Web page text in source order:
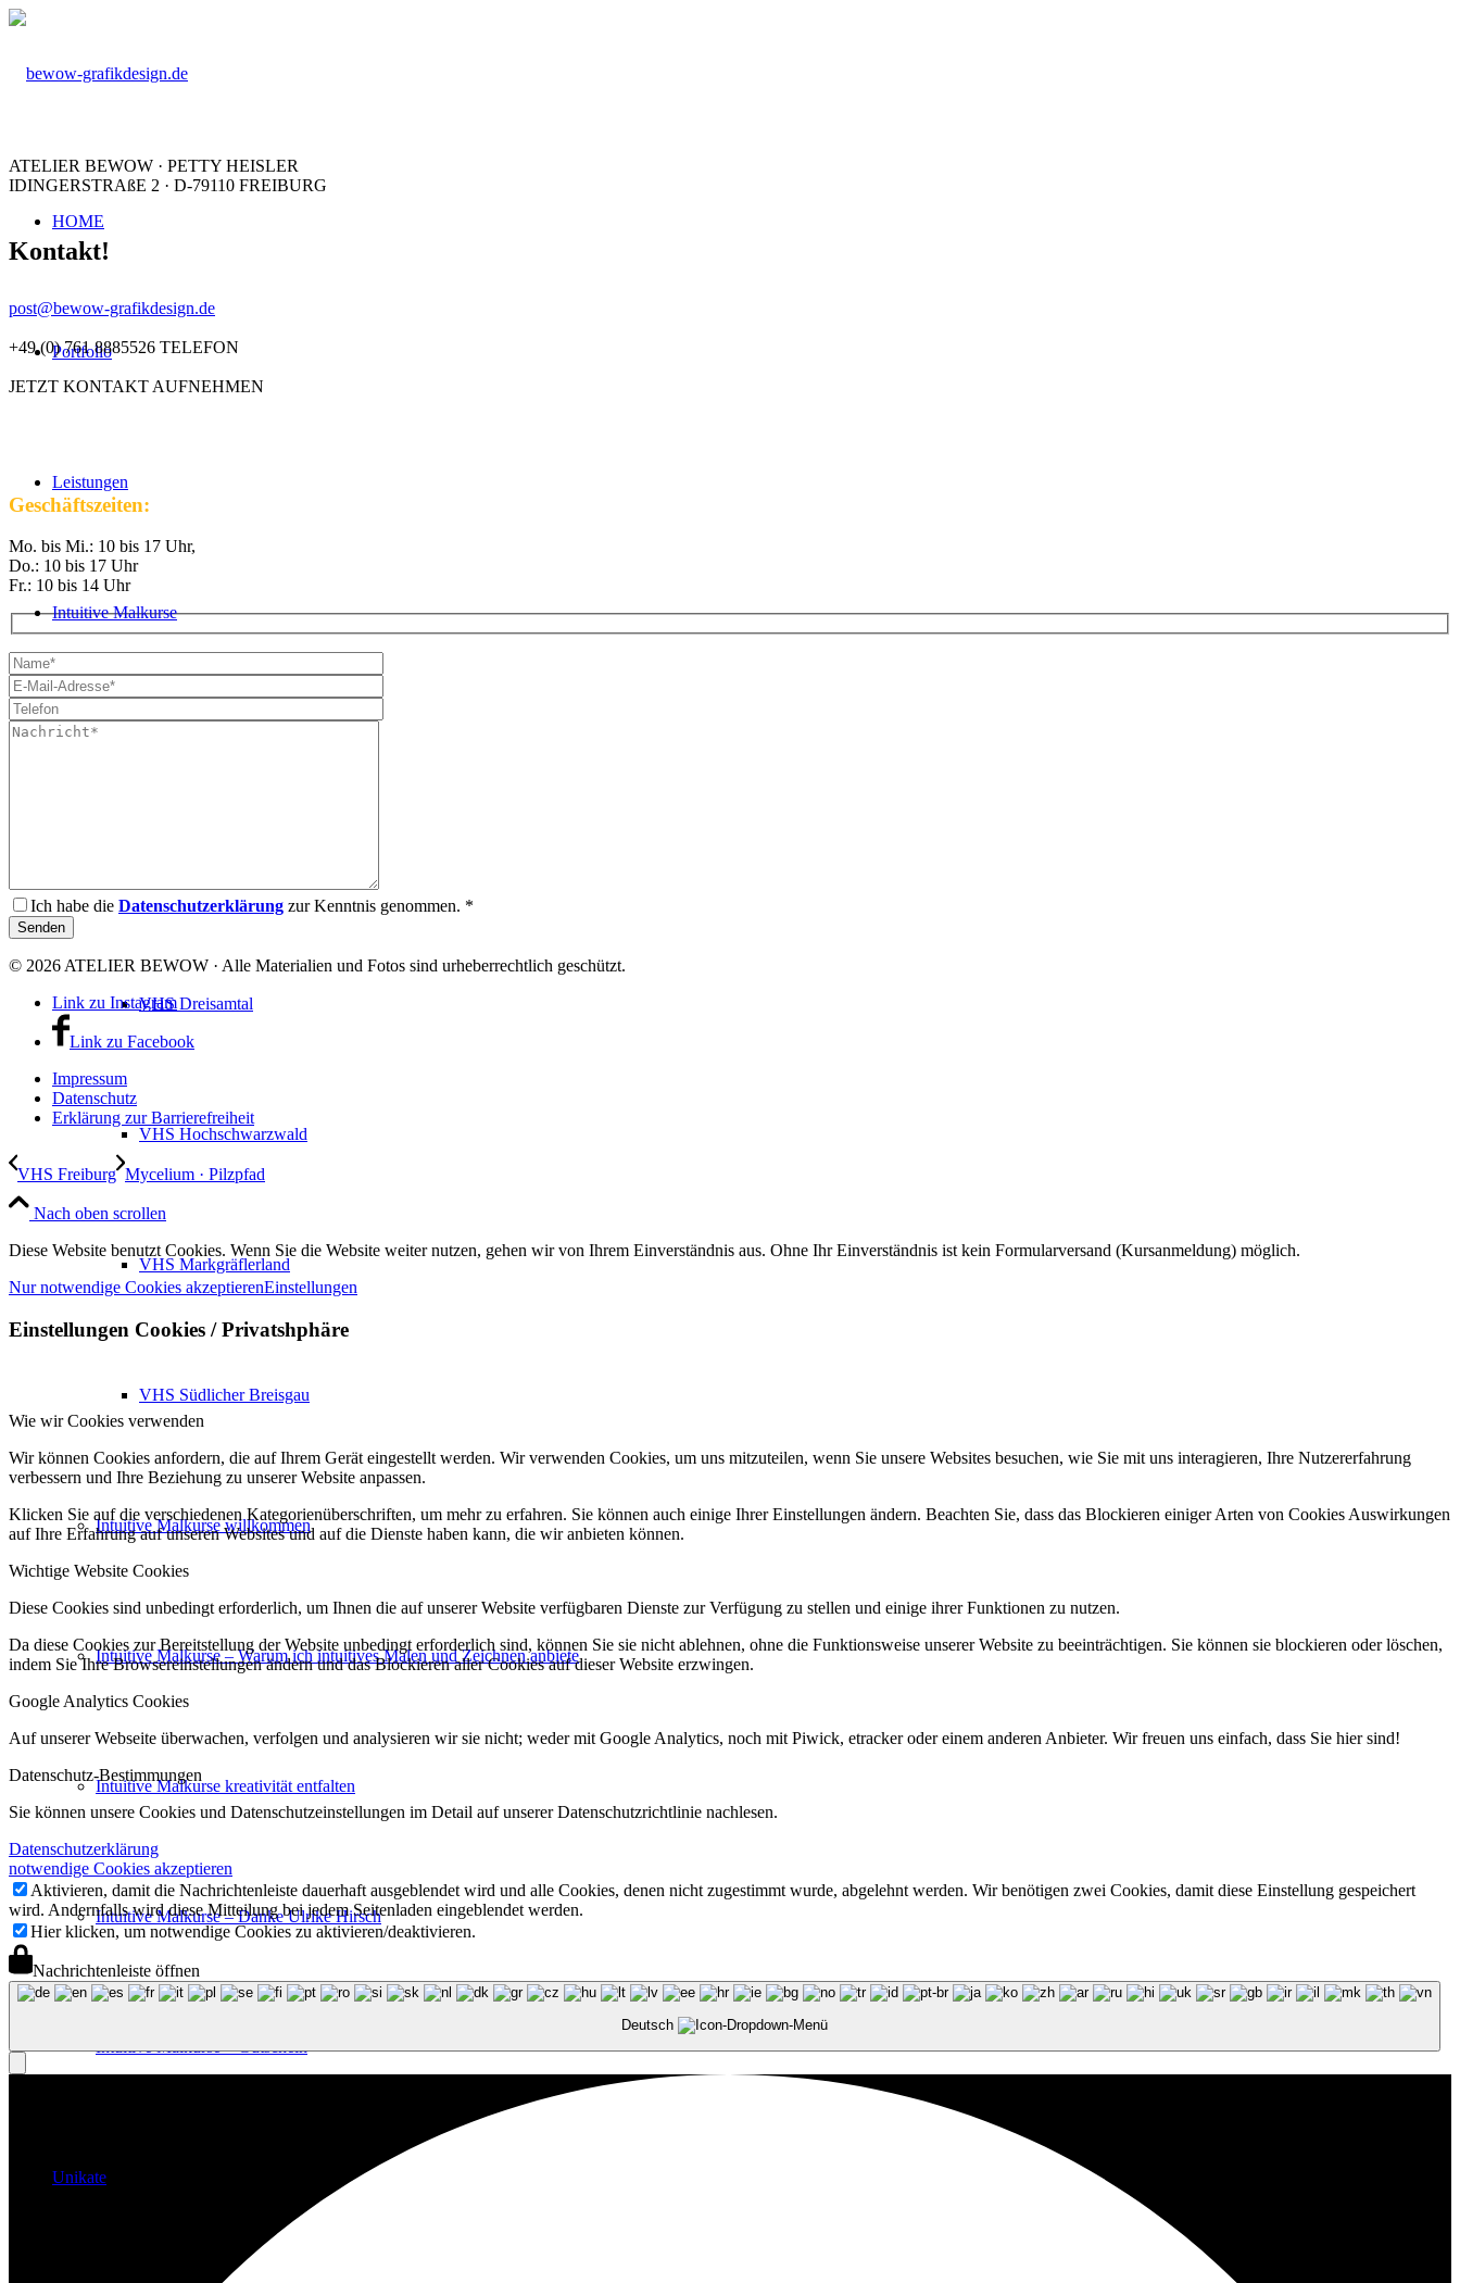
HOME
Portfolio
Leistungen
Intuitive Malkurse
VHS Dreisamtal
VHS Hochschwarzwald
VHS Markgräflerland
VHS Südlicher Breisgau
Intuitive Malkurse willkommen
Intuitive Malkurse – Warum ich intuitives Malen und Zeichnen anbiete
Intuitive Malkurse kreativität entfalten
Intuitive Malkurse – Danke Ulrike Hirsch
Intuitive Malkurse – Gutschein
Unikate
ATELIER BEWOW · PETTY HEISLER
IDINGERSTRAßE 2 · D-79110 FREIBURG
Kontakt!
post@bewow-grafikdesign.de
+49 (0) 761 8885526 TELEFON
JETZT KONTAKT AUFNEHMEN
Geschäftszeiten:
Mo. bis Mi.: 10 bis 17 Uhr,
Do.: 10 bis 17 Uhr
Fr.: 10 bis 14 Uhr
Ich habe die Datenschutzerklärung zur Kenntnis genommen. *
© 2026 ATELIER BEWOW · Alle Materialien und Fotos sind urheberrechtlich geschützt.
Link zu Instagram
Link zu Facebook
Impressum
Datenschutz
Erklärung zur Barrierefreiheit
VHS Freiburg Mycelium · Pilzpfad
Nach oben scrollen
Diese Website benutzt Cookies. Wenn Sie die Website weiter nutzen, gehen wir von Ihrem Einverständnis aus. Ohne Ihr Einverständnis ist kein Formularversand (Kursanmeldung) möglich.
Nur notwendige Cookies akzeptierenEinstellungen
Einstellungen Cookies / Privatshphäre
Wie wir Cookies verwenden
Wir können Cookies anfordern, die auf Ihrem Gerät eingestellt werden. Wir verwenden Cookies, um uns mitzuteilen, wenn Sie unsere Websites besuchen, wie Sie mit uns interagieren, Ihre Nutzererfahrung
verbessern und Ihre Beziehung zu unserer Website anpassen.
Klicken Sie auf die verschiedenen Kategorienüberschriften, um mehr zu erfahren. Sie können auch einige Ihrer Einstellungen ändern. Beachten Sie, dass das Blockieren einiger Arten von Cookies Auswirkungen
auf Ihre Erfahrung auf unseren Websites und auf die Dienste haben kann, die wir anbieten können.
Wichtige Website Cookies
Diese Cookies sind unbedingt erforderlich, um Ihnen die auf unserer Website verfügbaren Dienste zur Verfügung zu stellen und einige ihrer Funktionen zu nutzen.
Da diese Cookies zur Bereitstellung der Website unbedingt erforderlich sind, können Sie sie nicht ablehnen, ohne die Funktionsweise unserer Website zu beeinträchtigen. Sie können sie blockieren oder löschen,
indem Sie Ihre Browsereinstellungen ändern und das Blockieren aller Cookies auf dieser Website erzwingen.
Google Analytics Cookies
Auf unserer Webseite überwachen, verfolgen und analysieren wir sie nicht; weder mit Google Analytics, noch mit Piwick, etracker oder einem anderen Anbieter. Wir freuen uns einfach, dass Sie hier sind!
Datenschutz-Bestimmungen
Sie können unsere Cookies und Datenschutzeinstellungen im Detail auf unserer Datenschutzrichtlinie nachlesen.
Datenschutzerklärung
notwendige Cookies akzeptieren
Aktivieren, damit die Nachrichtenleiste dauerhaft ausgeblendet wird und alle Cookies, denen nicht zugestimmt wurde, abgelehnt werden. Wir benötigen zwei Cookies, damit diese Einstellung gespeichert
wird. Andernfalls wird diese Mitteilung bei jedem Seitenladen eingeblendet werden.
Hier klicken, um notwendige Cookies zu aktivieren/deaktivieren.
Nachrichtenleiste öffnen
Deutsch